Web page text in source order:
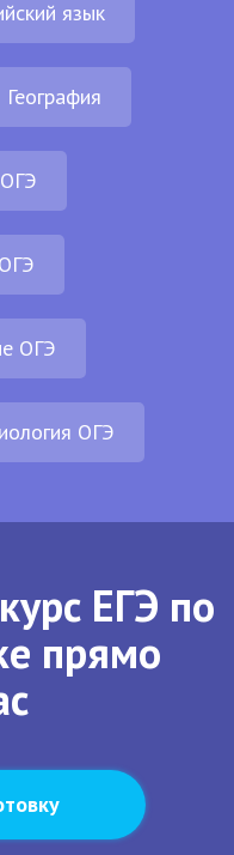
язык
География
ОГЭ
ОГЭ
ЕГЭ по
прямо